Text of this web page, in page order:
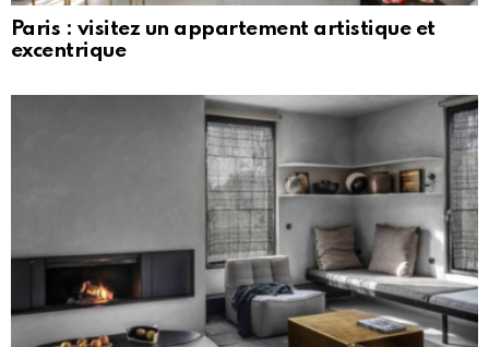
Paris : visitez un appartement artistique et
excentrique